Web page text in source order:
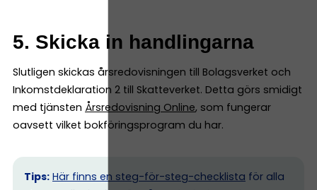
5. Skicka in handlingarna
Slutligen skickas årsredovisningen till Bolagsverket och
Inkomstdeklaration 2 till Skatteverket. Detta görs smidigt
med tjänsten Årsredovisning Online, som fungerar
oavsett vilket bokföringsprogram du har.
Tips: Här finns en steg-för-steg-checklista för alla